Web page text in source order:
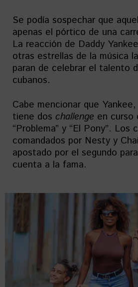
Se podía sospechar que
apenas el pórtico de una
La reacción de Daddy
otras estrellas de la música
paran de celebrar el talento
cubanos.
Cabe mencionar que
tiene dos challenge en curso
“Problema” y “El Pony”. Los
comandados por Nesty y
apostado por el segundo
cuenta a la fama.